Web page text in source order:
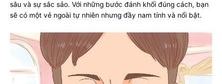
sâu và sự sắc sảo. Với những bước đánh khối đúng cách, bạn
sẽ có một vẻ ngoài tự nhiên nhưng đầy nam tính và nổi bật.